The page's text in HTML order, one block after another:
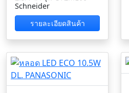
Schneider
รายละเอียดสินค้า